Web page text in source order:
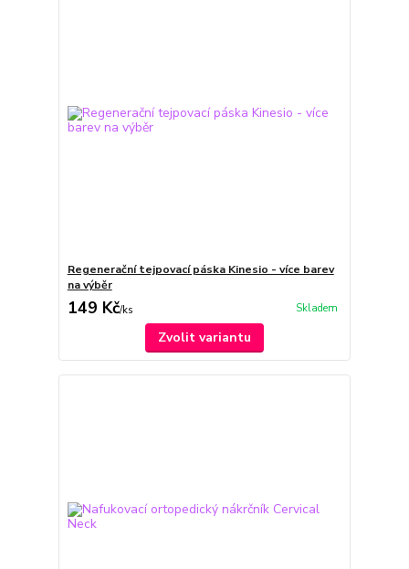
Regenerační tejpovací páska Kinesio - více barev
na výběr
149 Kč/ks Skladem
Zvolit variantu